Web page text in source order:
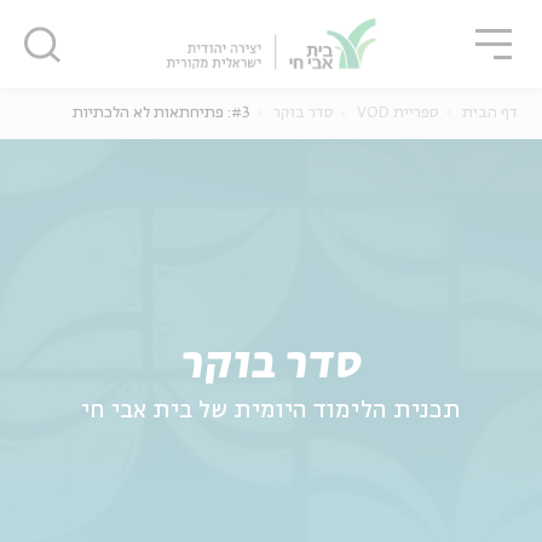
סדר בוקר
תכנית הלימוד היומית של בית אבי חי
דף הבית ספריית VOD סדר בוקר #3: פתיחתאות לא הלכתיות
סגור